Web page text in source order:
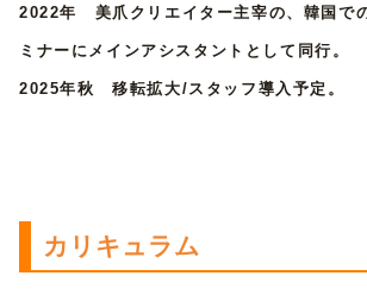
2022年 美爪クリエイター主宰の、韓国で
ミナーにメインアシスタントとして同行。
2025年秋 移転拡大/スタッフ導入予定。
カリキュラム